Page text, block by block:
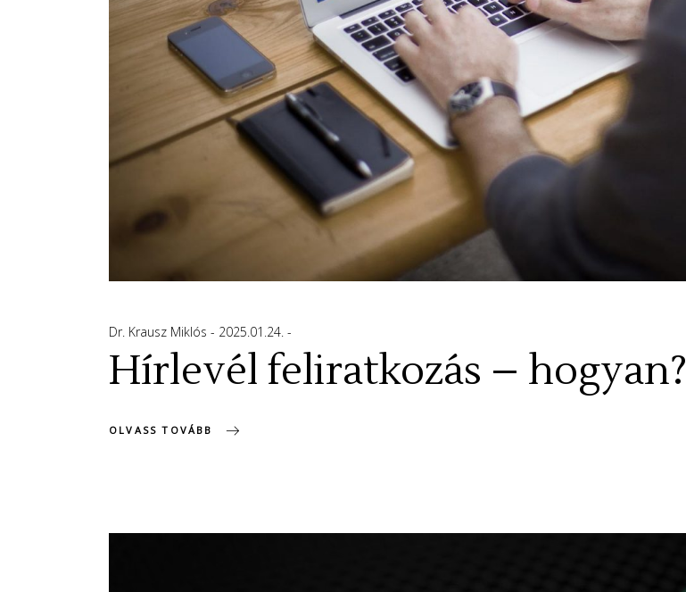
Dr. Krausz Miklós 2025.01.24.
Hírlevél feliratkozás – hogyan?
OLVASS TOVÁBB